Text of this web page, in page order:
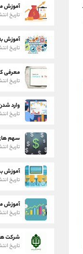
آموزش
تاریخ انتشار :
آموزش
تاریخ انتشار :
معرفی
تاریخ انتشار :
وارد
تاریخ انتشار :
سهم
تاریخ انتشار :
آموزش
تاریخ انتشار :
آموزش
تاریخ انتشار :
شرکت
تاریخ انتشار : ۷